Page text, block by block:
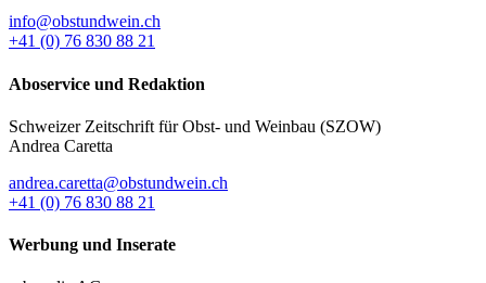
info@obstundwein.ch
+41 (0) 76 830 88 21
Aboservice und Redaktion
Schweizer Zeitschrift für Obst- und Weinbau (SZOW)
Andrea Caretta
andrea.caretta@obstundwein.ch
+41 (0) 76 830 88 21
Werbung und Inserate